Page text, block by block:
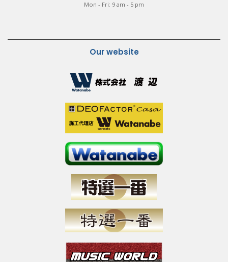
Mon - Fri: 9 am - 5 pm
Our website